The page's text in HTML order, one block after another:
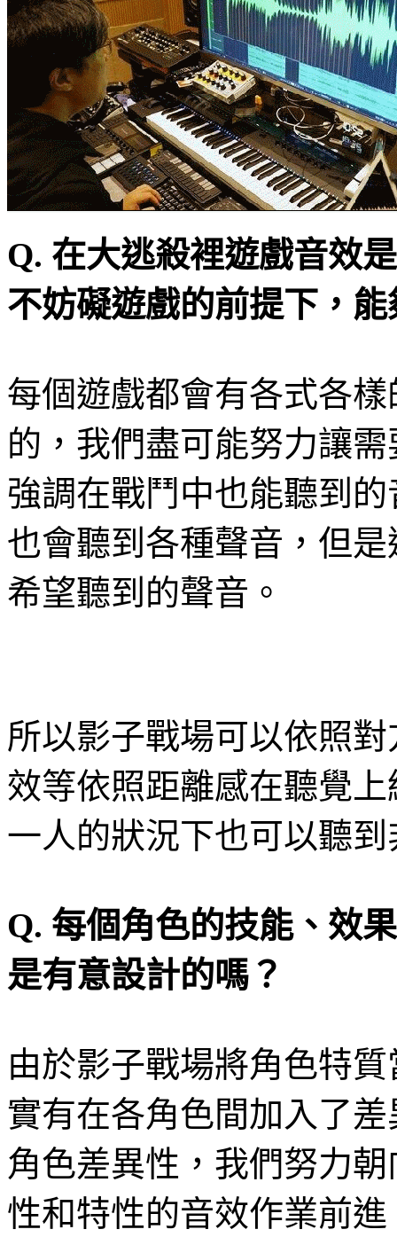
Q. 在大逃殺裡遊戲音效
不妨礙遊戲的前提下，能
每個遊戲都會有各式各
的，我們盡可能努力讓
強調在戰鬥中也能聽到
也會聽到各種聲音，但
希望聽到的聲音。
所以影子戰場可以依照
效等依照距離感在聽覺上
一人的狀況下也可以聽
Q. 每個角色的技能、效
是有意設計的嗎 ？
由於影子戰場將角色特
實有在各角色間加入了
角色差異性，我們努力
性和特性的音效作業前進